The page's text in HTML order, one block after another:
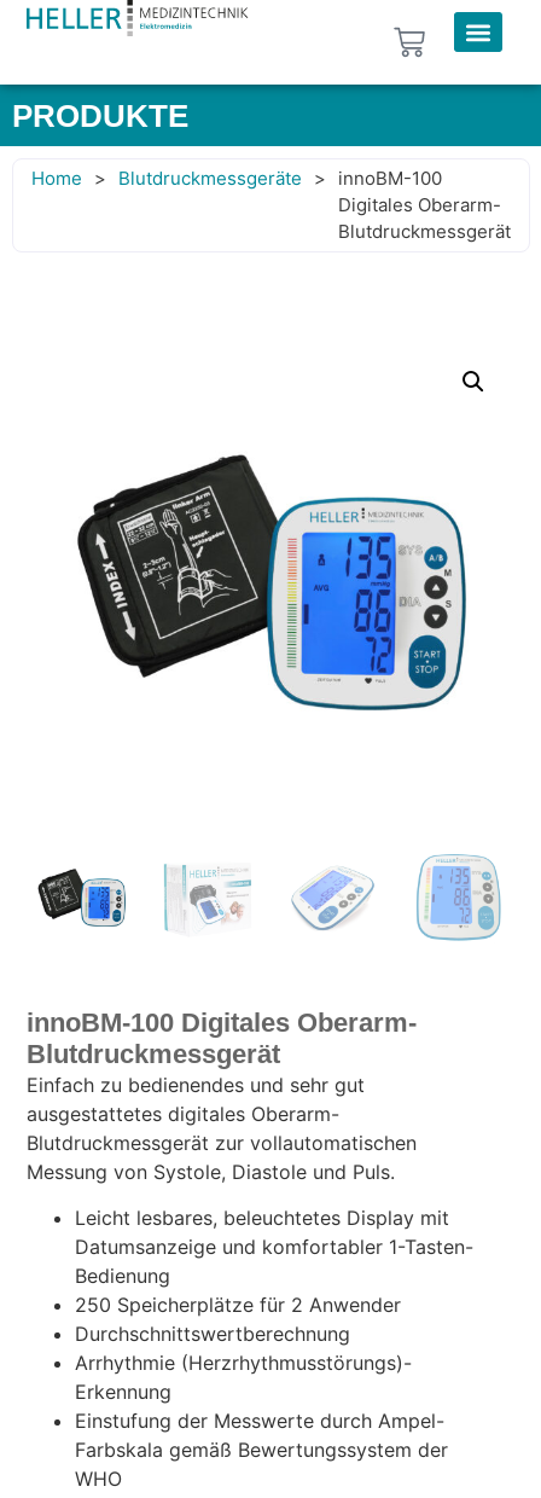
PRODUKTE
Home > Blutdruckmessgeräte >
innoBM-100
Digitales Oberarm-
Blutdruckmessgerät
innoBM-100 Digitales Oberarm-
Blutdruckmessgerät
Einfach zu bedienendes und sehr gut
ausgestattetes digitales Oberarm-
Blutdruckmessgerät zur vollautomatischen
Messung von Systole, Diastole und Puls.
Leicht lesbares, beleuchtetes Display mit
Datumsanzeige und komfortabler 1-Tasten-
Bedienung
250 Speicherplätze für 2 Anwender
Durchschnittswertberechnung
Arrhythmie (Herzrhythmusstörungs)-
Erkennung
Einstufung der Messwerte durch Ampel-
Farbskala gemäß Bewertungssystem der
WHO